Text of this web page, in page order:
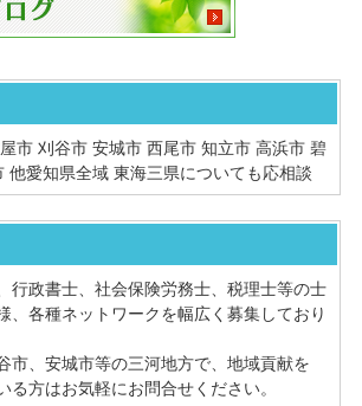
市 刈谷市 安城市 西尾市 知立市 高浜市 碧
他愛知県全域 東海三県についても応相談
行政書士、社会保険労務士、税理士等の士
、各種ネットワークを幅広く募集しており
市、安城市等の三河地方で、地域貢献を
る方はお気軽にお問合せください。